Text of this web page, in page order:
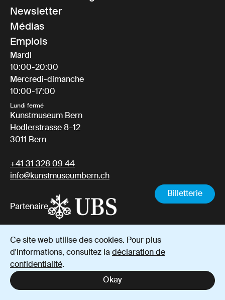
Billetterie
Ce site web utilise des cookies. Pour plus
d'informations, consultez la déclaration de
confidentialité.
Okay
Newsletter
Médias
Emplois
Mardi
10:00-20:00
Mercredi-dimanche
10:00-17:00
Lundi fermé
Kunstmuseum Bern
Hodlerstrasse 8–12
3011 Bern
+41 31 328 09 44
info@kunstmuseumbern.ch
Partenaire
Mentions
Protection des
Conditions générales de
Instagram
YouTube
Facebook